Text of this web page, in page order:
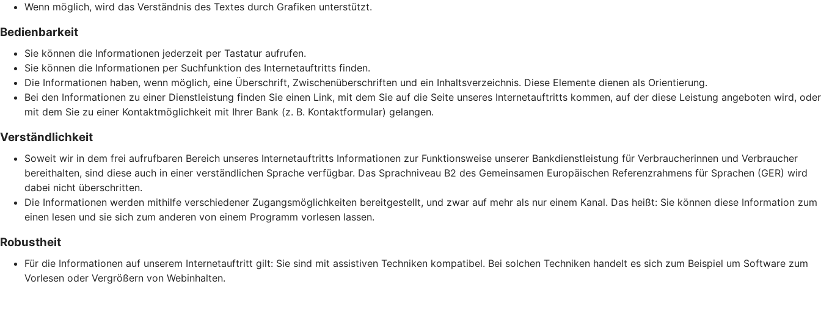
Wenn möglich, wird das Verständnis des Textes durch Grafiken unterstützt.
Bedienbarkeit
Sie können die Informationen jederzeit per Tastatur aufrufen.
Sie können die Informationen per Suchfunktion des Internetauftritts finden.
Die Informationen haben, wenn möglich, eine Überschrift, Zwischenüberschriften und ein Inhaltsverzeichnis. Diese Elemente dienen als Orientierung.
Bei den Informationen zu einer Dienstleistung finden Sie einen Link, mit dem Sie auf die Seite unseres Internetauftritts kommen, auf der diese Leistung angeboten wird, oder
mit dem Sie zu einer Kontaktmöglichkeit mit Ihrer Bank (z. B. Kontaktformular) gelangen.
Verständlichkeit
Soweit wir in dem frei aufrufbaren Bereich unseres Internetauftritts Informationen zur Funktionsweise unserer Bankdienstleistung für Verbraucherinnen und Verbraucher
bereithalten, sind diese auch in einer verständlichen Sprache verfügbar. Das Sprachniveau B2 des Gemeinsamen Europäischen Referenzrahmens für Sprachen (GER) wird
dabei nicht überschritten.
Die Informationen werden mithilfe verschiedener Zugangsmöglichkeiten bereitgestellt, und zwar auf mehr als nur einem Kanal. Das heißt: Sie können diese Information zum
einen lesen und sie sich zum anderen von einem Programm vorlesen lassen.
Robustheit
Für die Informationen auf unserem Internetauftritt gilt: Sie sind mit assistiven Techniken kompatibel. Bei solchen Techniken handelt es sich zum Beispiel um Software zum
Vorlesen oder Vergrößern von Webinhalten.